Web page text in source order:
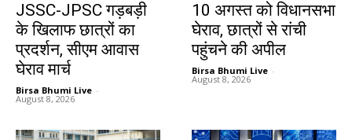
JSSC-JPSC गड़बड़ी
के खिलाफ छात्रों का
प्रदर्शन, सीएम आवास
घेराव मार्च
Birsa Bhumi Live -
August 8, 2026
10 अगस्त को विधानसभा
घेराव, छात्रों से रांची
पहुंचने की अपील
Birsa Bhumi Live -
August 8, 2026